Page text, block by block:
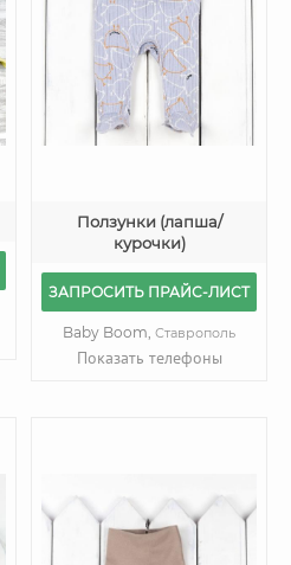
Ползунки (лапша/
курочки)
ЗАПРОСИТЬ ПРАЙС-ЛИСТ
Baby Boom,Ставрополь
Показать телефоны